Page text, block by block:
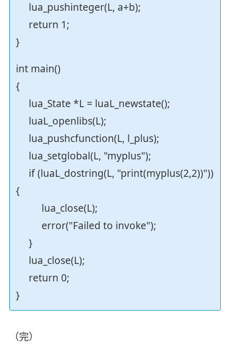
lua_pushinteger(L, a+b);
return 1;
}
int main()
{
lua_State *L = luaL_newstate();
luaL_openlibs(L);
lua_pushcfunction(L, l_plus);
lua_setglobal(L, "myplus");
if (luaL_dostring(L, "print(myplus(2,2))"))
{
lua_close(L);
error("Failed to invoke");
}
lua_close(L);
return 0;
}
（完）